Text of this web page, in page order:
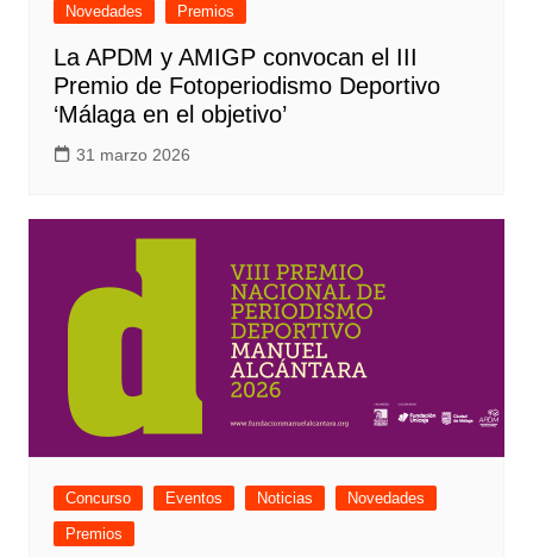
Novedades
Premios
La APDM y AMIGP convocan el III
Premio de Fotoperiodismo Deportivo
‘Málaga en el objetivo’
31 marzo 2026
Concurso Eventos Noticias
Novedades
Premios